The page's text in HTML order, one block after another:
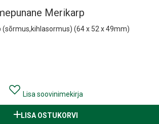
Merikarp
(sõrmus,kihlasormus) (64 x 52 x 49mm)
Lisa soovinimekirja
LISA OSTUKORVI